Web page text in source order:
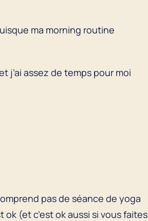
ma morning routine
j’ai assez de temps pour moi
pas de séance de yoga
ok (et c’est ok aussi si vous faites